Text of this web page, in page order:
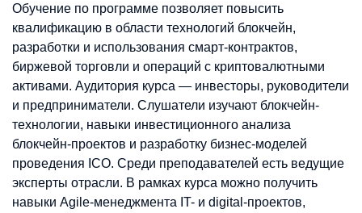
Обучение по программе позволяет повысить
квалификацию в области технологий блокчейн,
разработки и использования смарт-контрактов,
биржевой торговли и операций с криптовалютными
активами. Аудитория курса — инвесторы, руководители
и предприниматели. Слушатели изучают блокчейн-
технологии, навыки инвестиционного анализа
блокчейн-проектов и разработку бизнес-моделей
проведения ICO. Среди преподавателей есть ведущие
эксперты отрасли. В рамках курса можно получить
навыки Agile-менеджмента IT- и digital-проектов,